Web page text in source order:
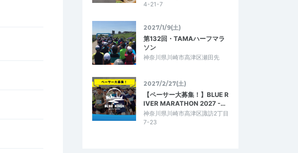
4-21-7
2027/1/9(土)
第132回・TAMAハーフマラ
ソン
神奈川県川崎市高津区瀬田先
2027/2/27(土)
【ペーサー大募集！】BLUE R
IVER MARATHON 2027 -…
神奈川県川崎市高津区諏訪2丁目
7-23